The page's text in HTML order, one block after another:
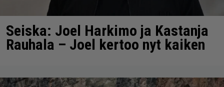
Seiska: Joel Harkimo ja Kastanja
Rauhala – Joel kertoo nyt kaiken